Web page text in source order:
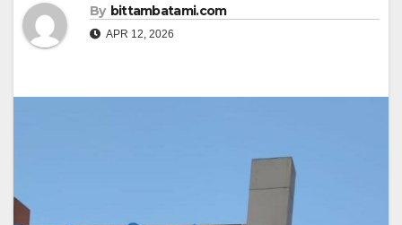
By bittambatami.com
APR 12, 2026